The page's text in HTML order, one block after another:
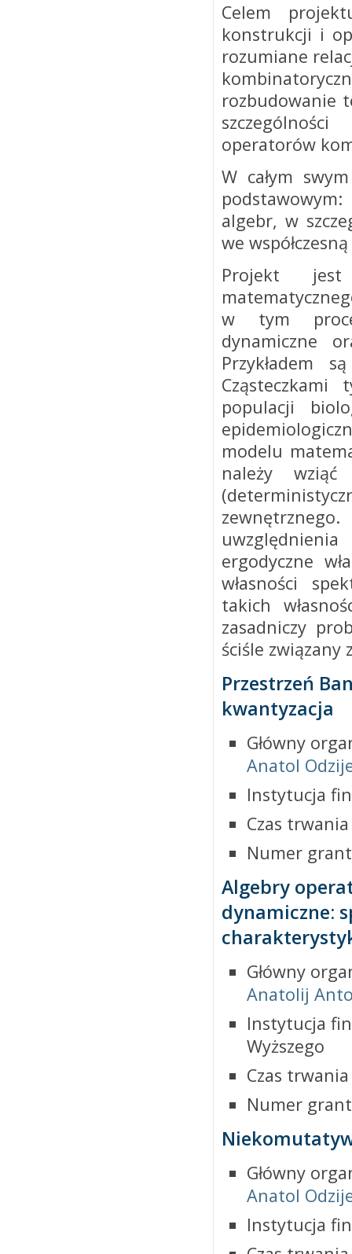
Celem
konstrukcji i
rozumiane
rozbudowanie
operatorów
W całym
algebr, w
we
Projekt jest
w tym
dynamiczne
Przykładem
populacji
modelu
należy
ergodyczne
własności
takich
zasadniczy
ściśle
Przestrzeń
kwantyzacja
Główny
Anatol
Instytucja
Czas
Numer
Algebry
dynamiczne:
Główny
Anatolij
Instytucja
Wyższego
Czas
Numer
Główny
Anatol
Instytucja